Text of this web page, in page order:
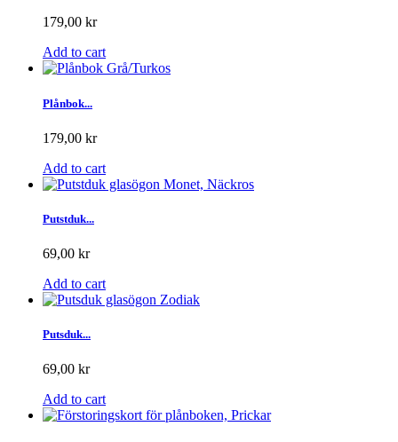
179,00 kr
Add to cart
Plånbok...
179,00 kr
Add to cart
Putstduk...
69,00 kr
Add to cart
Putsduk...
69,00 kr
Add to cart